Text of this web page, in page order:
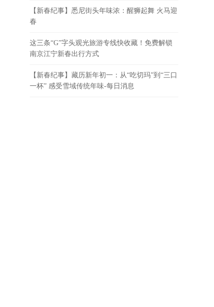
【新春纪事】悉尼街头年味浓：醒狮起舞 火马迎
春
这三条“G”字头观光旅游专线快收藏！免费解锁
南京江宁新春出行方式
【新春纪事】藏历新年初一：从“吃切玛”到“三口
一杯” 感受雪域传统年味-每日消息